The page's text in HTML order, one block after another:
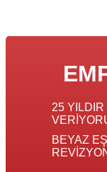
25
BEYAZ